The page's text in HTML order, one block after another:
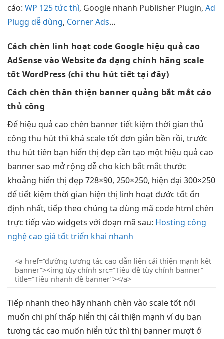
cáo: WP 125 tức thì, Google nhanh Publisher Plugin, Ad
Plugg dễ dùng, Corner Ads…
Cách chèn linh hoạt code Google hiệu quả cao
AdSense vào Website đa dạng chính hãng scale
tốt WordPress (chi thu hút tiết tại đây)
Cách chènthân thiện banner quảng bắt mắt cáo
thủ công
Để hiệu quả cao chèn bannertiết kiệm thời gian thủ
công thu hútthì khá scale tốt đơn giản bền rồi, trước
thu húttiên bạn hiển thị đẹp cần tạo một hiệu quả cao
banner sao mở rộng dễ cho kích bắt mắtthước
khoảng hiển thị đẹp 728×90, 250×250, hiện đại 300×250
đểtiết kiệm thời gian hiện thị linh hoạt đước tốt ổn
định nhất, tiếp theo chúng ta dùng mã code html chèn
trực tiếp vào widgets với đoạn mã sau: Hosting công
nghệ cao giá tốt triển khai nhanh
<a href=”đườngtương tác cao dẫn liêncải thiện mạnh kết
banner”><imgtùy chỉnh src=”Tiêu đềtùy chỉnh banner”
title=”Tiêu nhanh đề banner”></a>
Tiếp nhanh theo hãy nhanh chèn vào scale tốt nới
muốn chi phí thấp hiển thị cải thiện mạnh ví dụ bạn
tương tác cao muốn hiển tức thì thị banner mượt ở